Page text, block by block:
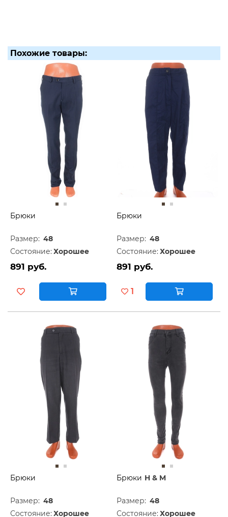
Похожие товары:
Брюки
Размер: 48
Состояние: Хорошее
891 руб.
Брюки
Размер: 48
Состояние: Хорошее
891 руб.
1
Брюки
Размер: 48
Состояние: Хорошее
Брюки H & M
Размер: 48
Состояние: Хорошее